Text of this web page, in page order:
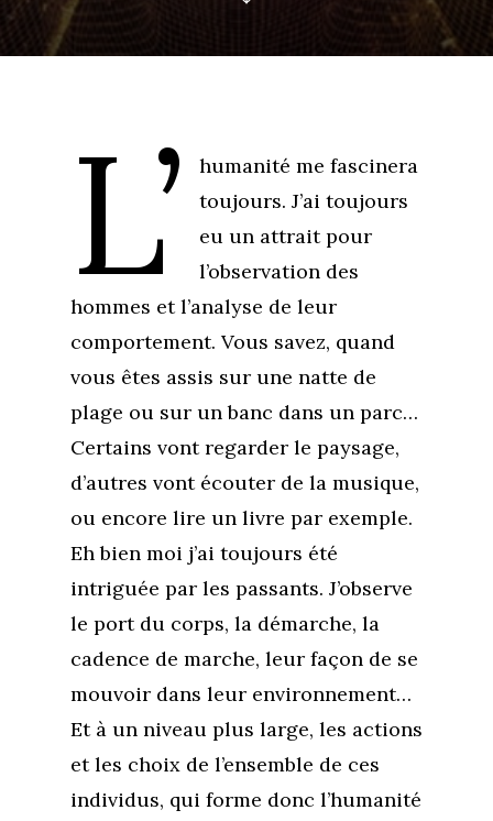
L’
humanité me fascinera
toujours. J’ai toujours
eu un attrait pour
l’observation des
hommes et l’analyse de leur
comportement. Vous savez, quand
vous êtes assis sur une natte de
plage ou sur un banc dans un parc…
Certains vont regarder le paysage,
d’autres vont écouter de la musique,
ou encore lire un livre par exemple.
Eh bien moi j’ai toujours été
intriguée par les passants. J’observe
le port du corps, la démarche, la
cadence de marche, leur façon de se
mouvoir dans leur environnement…
Et à un niveau plus large, les actions
et les choix de l’ensemble de ces
individus, qui forme donc l’humanité